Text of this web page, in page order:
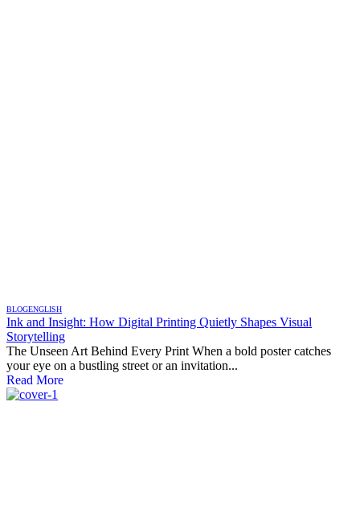
BLOGENGLISH
Ink and Insight: How Digital Printing Quietly Shapes Visual
Storytelling
The Unseen Art Behind Every Print When a bold poster catches
your eye on a bustling street or an invitation...
Read More